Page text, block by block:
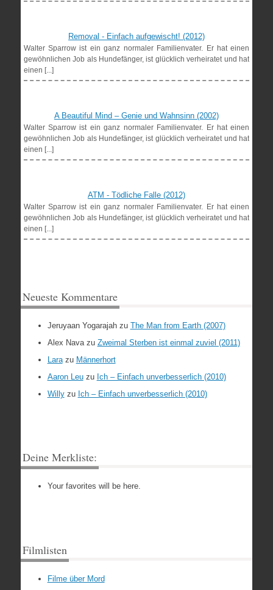
Removal - Einfach aufgewischt! (2012)
Walter Sparrow ist ein ganz normaler Familienvater. Er hat einen
gewöhnlichen Job als Hundefänger, ist glücklich verheiratet und hat
einen [...]
A Beautiful Mind – Genie und Wahnsinn (2002)
Walter Sparrow ist ein ganz normaler Familienvater. Er hat einen
gewöhnlichen Job als Hundefänger, ist glücklich verheiratet und hat
einen [...]
ATM - Tödliche Falle (2012)
Walter Sparrow ist ein ganz normaler Familienvater. Er hat einen
gewöhnlichen Job als Hundefänger, ist glücklich verheiratet und hat
einen [...]
Neueste Kommentare
Jeruyaan Yogarajahzu The Man from Earth (2007)
Alex Navazu Zweimal Sterben ist einmal zuviel (2011)
Larazu Männerhort
Aaron Leuzu Ich – Einfach unverbesserlich (2010)
Willyzu Ich – Einfach unverbesserlich (2010)
Deine Merkliste:
Your favorites will be here.
Filmlisten
Filme über Mord